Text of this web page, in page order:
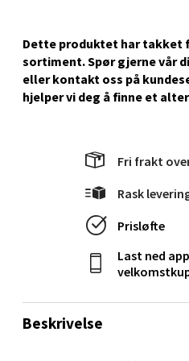
Dette produktet har takket
sortiment. Spør gjerne vår
eller kontakt oss på
hjelper vi deg å ﬁnne et
Beskrivelse
Fri frakt
Rask
Prisløfte
Last ned
Stavanger og
Senter
0 i butikk
Stavanger og
Gamle Stokkavei 1, 4313
Åpent i dag 10-18